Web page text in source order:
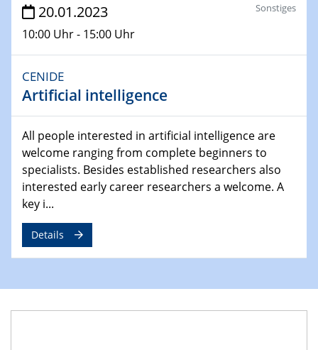
UDE Thema "Sicherheitsaspekte beim
Ausblasen von Wasserstoff in die
reaktiver Strömungen
22.05.2023 - 24.05.2023
Pint of Science Duisburg
23.05.2023 - 24.05.2023
10. NRW Nano-Konferenz
Ringvorlesung
Ich wandle mich! … wohin und wieso? Lernen und
CENIDE Mitgliederversammlung
20.01.2023
10:00 Uhr - 15:00 Uhr
Sonstiges
CENIDE
Artificial intelligence
All people interested in artificial intelligence are
welcome ranging from complete beginners to
specialists. Besides established researchers also
interested early career researchers a welcome. A
key i...
Details